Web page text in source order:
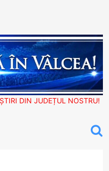
DIN JUDEȚUL NOSTRU!